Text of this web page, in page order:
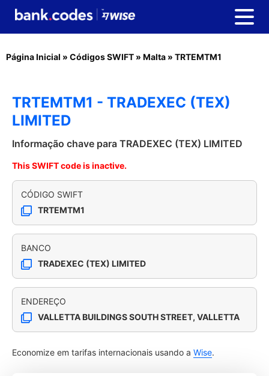
Página Inicial » Códigos SWIFT » Malta » TRTEMTM1
TRTEMTM1 - TRADEXEC (TEX)
LIMITED
Informação chave para TRADEXEC (TEX) LIMITED
This SWIFT code is inactive.
CÓDIGO SWIFT
TRTEMTM1
BANCO
TRADEXEC (TEX) LIMITED
ENDEREÇO
VALLETTA BUILDINGS SOUTH STREET, VALLETTA
Economize em tarifas internacionais usando a Wise.